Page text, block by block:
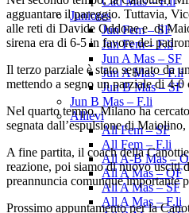
Juniores
Jun Fem – SF
Jun Fem – F.li
Jun A Mas – SF
Jun A Mas – F.li
Jun B Mas – SF
Jun B Mas – F.li
Allievi
All Fem – SF
All Fem – F.li
All A-B Mas –
All A Mas – QF
All A Mas – SF
All A Mas – F.li
agguantare il pareggio. Tuttavia,
alle reti di Davide Oddone e di
sirena era di 6-5 in favore dei
Il terzo parziale è stato segnato da
mettendo a segno un parziale di 4-
Nel quarto tempo, Milano ha
segnata dall’espulsione di
A fine partita, il coach della
reazione, poi siamo di nuovo usciti
preannuncia comunque importante
Prossimo appuntamento per la